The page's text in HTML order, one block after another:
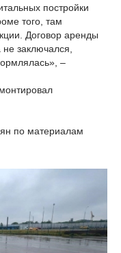
постройки
того, там
Договор аренды
заключался,
–
по материалам